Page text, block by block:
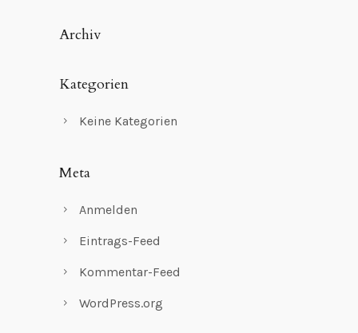
Archiv
Kategorien
Keine Kategorien
Meta
Anmelden
Eintrags-Feed
Kommentar-Feed
WordPress.org